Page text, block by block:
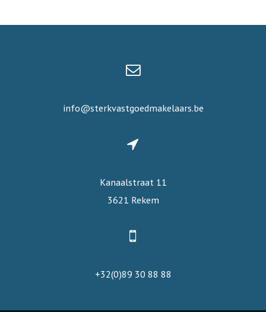
info@sterkvastgoedmakelaars.be
Kanaalstraat 11
3621 Rekem
+32(0)89 30 88 88